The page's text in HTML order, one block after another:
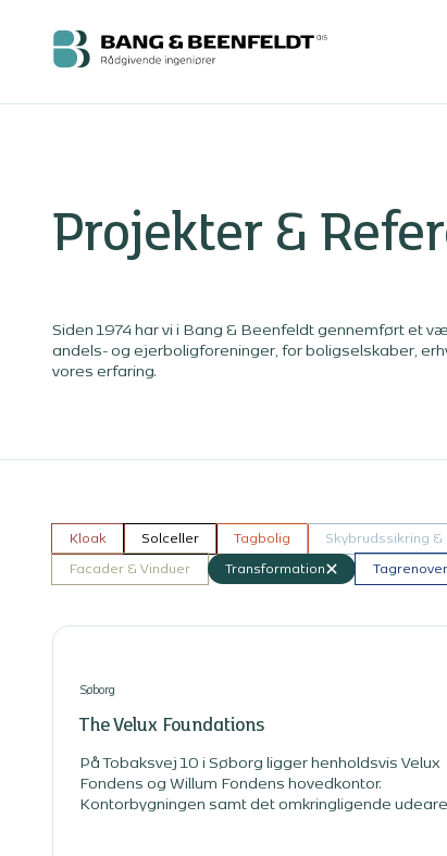
Projekter &
Siden 1974 har vi i Bang & Beenfeldt gennemført et
andels- og ejerboligforeninger, for boligselskaber,
vores erfaring.
Kloak Solceller Tagbolig Skybrudssikring &
Facader & Vinduer Transformation
Søborg
The Velux Foundations
På Tobaksvej 10 i Søborg ligger henholdsvis Velux
Fondens og Willum Fondens hovedkontor.
Kontorbygningen samt det omkringligende